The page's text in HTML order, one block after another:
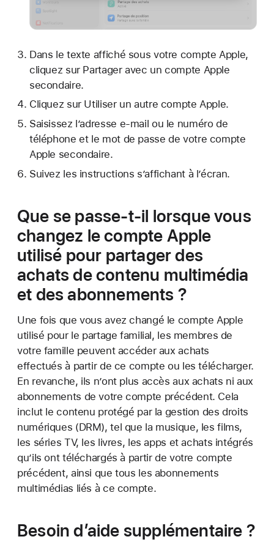
Dans le texte affiché sous votre compte Apple,
cliquez sur Partager avec un compte Apple
secondaire.
Cliquez sur Utiliser un autre compte Apple.
Saisissez l’adresse e-mail ou le numéro de
téléphone et le mot de passe de votre compte
Apple secondaire.
Suivez les instructions s’affichant à l’écran.
Que se passe-t-il lorsque vous
changez le compte Apple
utilisé pour partager des
achats de contenu multimédia
et des abonnements ?
Une fois que vous avez changé le compte Apple
utilisé pour le partage familial, les membres de
votre famille peuvent accéder aux achats
effectués à partir de ce compte ou les télécharger.
En revanche, ils n’ont plus accès aux achats ni aux
abonnements de votre compte précédent. Cela
inclut le contenu protégé par la gestion des droits
numériques (DRM), tel que la musique, les films,
les séries TV, les livres, les apps et achats intégrés
qu’ils ont téléchargés à partir de votre compte
précédent, ainsi que tous les abonnements
multimédias liés à ce compte.
Besoin d’aide supplémentaire ?